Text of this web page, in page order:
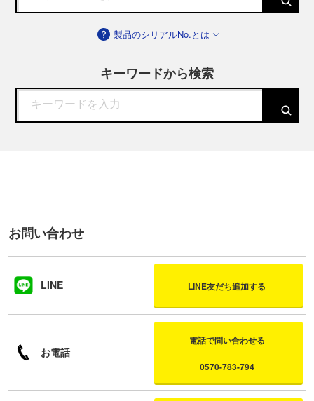
製品のシリアルNo.とは
キーワードから検索
お問い合わせ
LINE LINE友だち追加する
お電話
電話で問い合わせる
0570-783-794